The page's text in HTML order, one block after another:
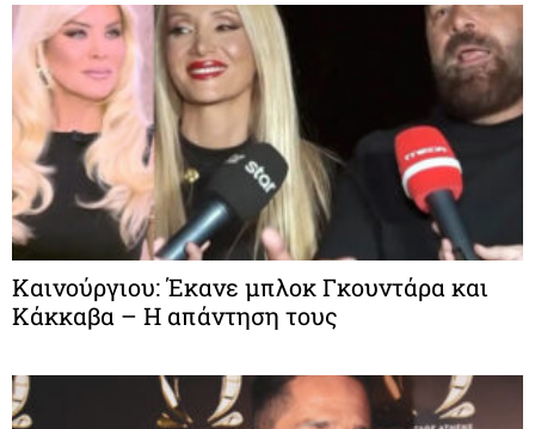
Καινούργιου: Έκανε μπλοκ Γκουντάρα και
Κάκκαβα – Η απάντηση τους